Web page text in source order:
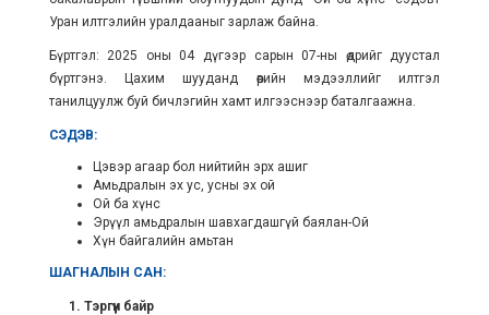
Уран илтгэлийн уралдааныг зарлаж байна.
Бүртгэл: 2025 оны 04 дүгээр сарын 07-ны өдрийг дуустал
бүртгэнэ. Цахим шууданд өөрийн мэдээллийг илтгэл
танилцуулж буй бичлэгийн хамт илгээснээр баталгаажна.
СЭДЭВ:
Цэвэр агаар бол нийтийн эрх ашиг
Амьдралын эх ус, усны эх ой
Ой ба хүнс
Эрүүл амьдралын шавхагдашгүй баялан-Ой
Хүн байгалийн амьтан
ШАГНАЛЫН САН:
1. Тэргүүн байр